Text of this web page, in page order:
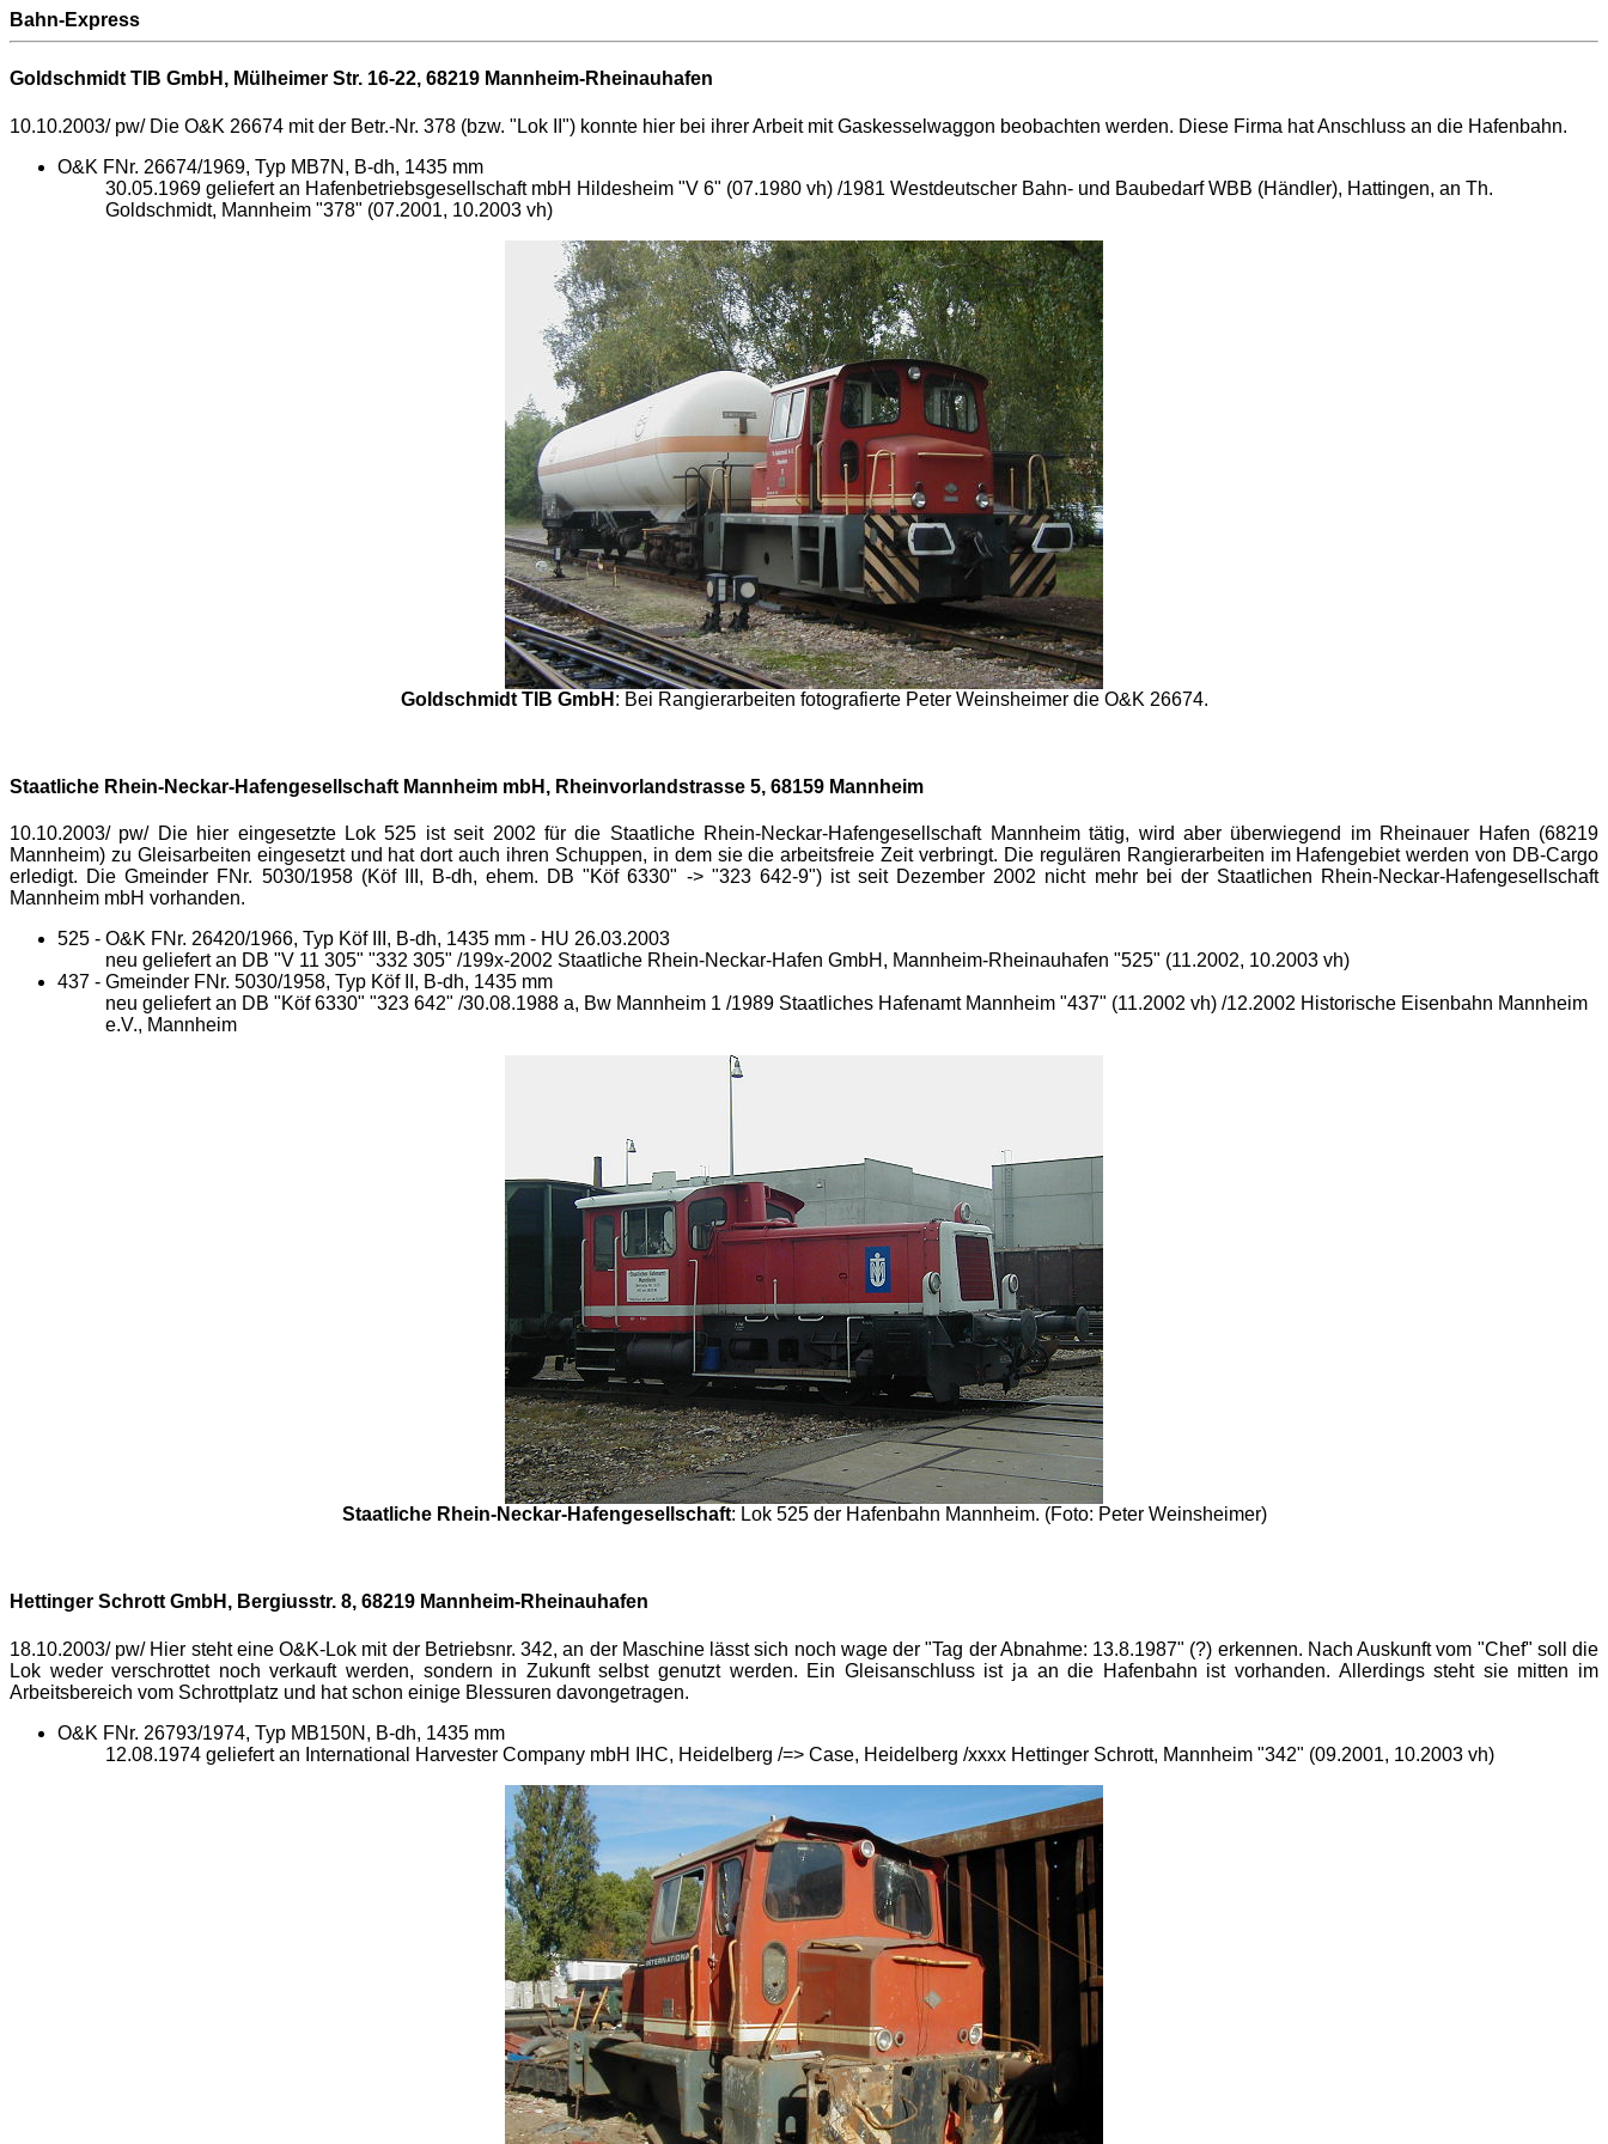
Bahn-Express
Goldschmidt TIB GmbH, Mülheimer Str. 16-22, 68219 Mannheim-Rheinauhafen
10.10.2003/ pw/ Die O&K 26674 mit der Betr.-Nr. 378 (bzw. "Lok II") konnte hier bei ihrer Arbeit mit Gaskesselwaggon beobachten werden. Diese Firma hat Anschluss an die Hafenbahn.
O&K FNr. 26674/1969, Typ MB7N, B-dh, 1435 mm
30.05.1969 geliefert an Hafenbetriebsgesellschaft mbH Hildesheim "V 6" (07.1980 vh) /1981 Westdeutscher Bahn- und Baubedarf WBB (Händler), Hattingen, an Th.
Goldschmidt, Mannheim "378" (07.2001, 10.2003 vh)
Goldschmidt TIB GmbH : Bei Rangierarbeiten fotografierte Peter Weinsheimer die O&K 26674.
Staatliche Rhein-Neckar-Hafengesellschaft Mannheim mbH, Rheinvorlandstrasse 5, 68159 Mannheim
10.10.2003/ pw/ Die hier eingesetzte Lok 525 ist seit 2002 für die Staatliche Rhein-Neckar-Hafengesellschaft Mannheim tätig, wird aber überwiegend im Rheinauer Hafen (68219
Mannheim) zu Gleisarbeiten eingesetzt und hat dort auch ihren Schuppen, in dem sie die arbeitsfreie Zeit verbringt. Die regulären Rangierarbeiten im Hafengebiet werden von DB-Cargo
erledigt. Die Gmeinder FNr. 5030/1958 (Köf III, B-dh, ehem. DB "Köf 6330" -> "323 642-9") ist seit Dezember 2002 nicht mehr bei der Staatlichen Rhein-Neckar-Hafengesellschaft
Mannheim mbH vorhanden.
525 - O&K FNr. 26420/1966, Typ Köf III, B-dh, 1435 mm - HU 26.03.2003
neu geliefert an DB "V 11 305" "332 305" /199x-2002 Staatliche Rhein-Neckar-Hafen GmbH, Mannheim-Rheinauhafen "525" (11.2002, 10.2003 vh)
437 - Gmeinder FNr. 5030/1958, Typ Köf II, B-dh, 1435 mm
neu geliefert an DB "Köf 6330" "323 642" /30.08.1988 a, Bw Mannheim 1 /1989 Staatliches Hafenamt Mannheim "437" (11.2002 vh) /12.2002 Historische Eisenbahn Mannheim
e.V., Mannheim
Staatliche Rhein-Neckar-Hafengesellschaft: Lok 525 der Hafenbahn Mannheim. (Foto: Peter Weinsheimer)
Hettinger Schrott GmbH, Bergiusstr. 8, 68219 Mannheim-Rheinauhafen
18.10.2003/ pw/ Hier steht eine O&K-Lok mit der Betriebsnr. 342, an der Maschine lässt sich noch wage der "Tag der Abnahme: 13.8.1987" (?) erkennen. Nach Auskunft vom "Chef" soll die
Lok weder verschrottet noch verkauft werden, sondern in Zukunft selbst genutzt werden. Ein Gleisanschluss ist ja an die Hafenbahn ist vorhanden. Allerdings steht sie mitten im
Arbeitsbereich vom Schrottplatz und hat schon einige Blessuren davongetragen.
O&K FNr. 26793/1974, Typ MB150N, B-dh, 1435 mm
12.08.1974 geliefert an International Harvester Company mbH IHC, Heidelberg /=> Case, Heidelberg /xxxx Hettinger Schrott, Mannheim "342" (09.2001, 10.2003 vh)